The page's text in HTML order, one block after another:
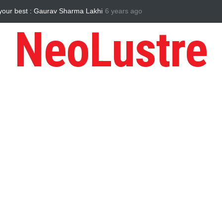
The Role Of Star-Lord? Tips to Manage Stress in the Times of
6 years ago
NeoLustre